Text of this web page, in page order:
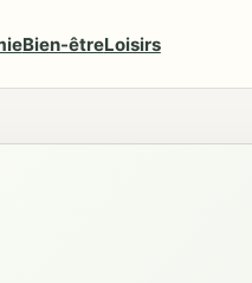
Bien-êtreLoisirs